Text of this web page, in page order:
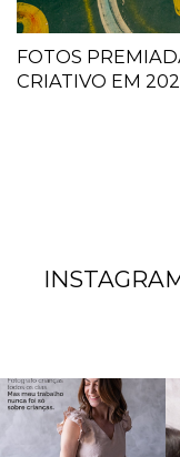
FOTOS
CRIATIVO EM